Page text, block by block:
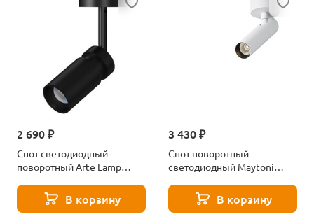
2 690 ₽
Спот светодиодный
поворотный Arte Lamp
В корзину
3 430 ₽
Спот поворотный
светодиодный Maytoni
B
В корзину